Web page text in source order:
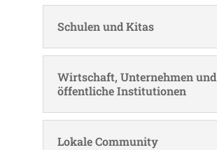
Schulen und Kitas
Wirt­schaft, Unter­nehmen und
öffent­liche Institutionen
Lokale Commu­nity